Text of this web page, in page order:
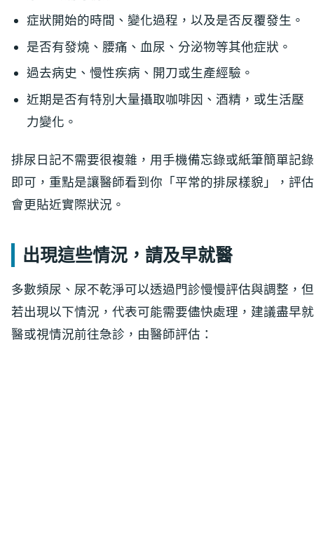
症狀開始的時間、變化過程，以及是否反覆發生。
是否有發燒、腰痛、血尿、分泌物等其他症狀。
過去病史、慢性疾病、開刀或生產經驗。
近期是否有特別大量攝取咖啡因、酒精，或生活壓
力變化。
排尿日記不需要很複雜，用手機備忘錄或紙筆簡單記錄
即可，重點是讓醫師看到你「平常的排尿樣貌」，評估
會更貼近實際狀況。
出現這些情況，請及早就醫
多數頻尿、尿不乾淨可以透過門診慢慢評估與調整，但
若出現以下情況，代表可能需要儘快處理，建議盡早就
醫或視情況前往急診，由醫師評估：